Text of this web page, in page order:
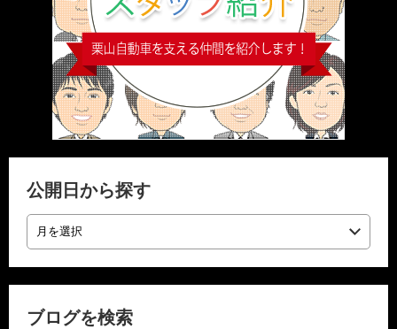
公開日から探す
ブログを検索